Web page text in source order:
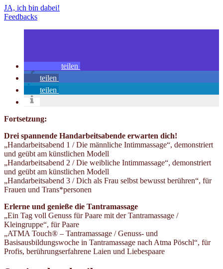
JA, ich bin dabei!
Feedbacks
teilen
teilen
teilen
Fortsetzung:
Drei spannende Handarbeitsabende erwarten dich!
„Handarbeitsabend 1 / Die männliche Intimmassage“, demonstriert
und geübt am künstlichen Modell
„Handarbeitsabend 2 / Die weibliche Intimmassage“, demonstriert
und geübt am künstlichen Modell
„Handarbeitsabend 3 / Dich als Frau selbst bewusst berühren“, für
Frauen und Trans*personen
Erlerne und genieße die Tantramassage
„Ein Tag voll Genuss für Paare mit der Tantramassage /
Kleingruppe“, für Paare
„ATMA Touch® – Tantramassage / Genuss- und
Basisausbildungswoche in Tantramassage nach Atma Pöschl“, für
Profis, berührungserfahrene Laien und Liebespaare